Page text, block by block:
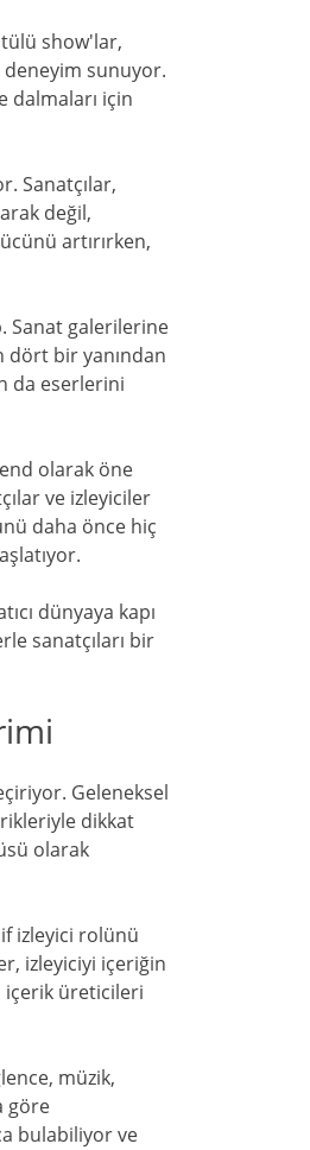
show'lar,
sunuyor.
dalmaları için
Sanatçılar,
değil,
artırırken,
Sanat galerilerine
dört bir yanından
da eserlerini
olarak öne
ve izleyiciler
daha önce hiç
dünyaya kapı
sanatçıları bir
Geleneksel
dikkat
olarak
izleyici rolünü
izleyiciyi içeriğin
içerik üreticileri
müzik,
göre
bulabiliyor ve